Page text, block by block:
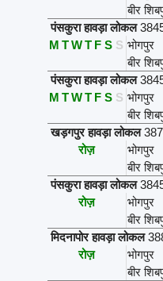
बीर
पंसकुरा हावड़ा लोकल
M TWT F S S भोगपुर
बीर
पंसकुरा हावड़ा लोकल
M TWT F S S भोगपुर
बीर
खड़गपुर हावड़ा लोकल
रोज़
भोगपुर
बीर
पंसकुरा हावड़ा लोकल
रोज़
भोगपुर
बीर
मिदनापोर हावड़ा लोकल
रोज़
भोगपुर
बीर